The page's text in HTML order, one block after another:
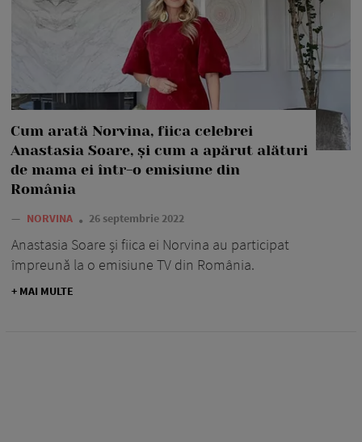
Cum arată Norvina, fiica celebrei
Anastasia Soare, și cum a apărut alături
de mama ei într-o emisiune din
România
— NORVINA 26 septembrie 2022
Anastasia Soare și fiica ei Norvina au participat
împreună la o emisiune TV din România.
+ MAI MULTE